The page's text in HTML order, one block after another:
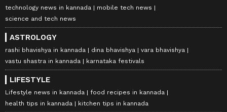
technology news in kannada
mobile tech news
science and tech news
ASTROLOGY
rashi bhavishya in kannada dina bhavishya
vara bhavishya
vastu shastra in kannada
karnataka festivals
LIFESTYLE
Lifestyle news in kannada
food recipes in kannada
health tips in kannada
kitchen tips in kannada